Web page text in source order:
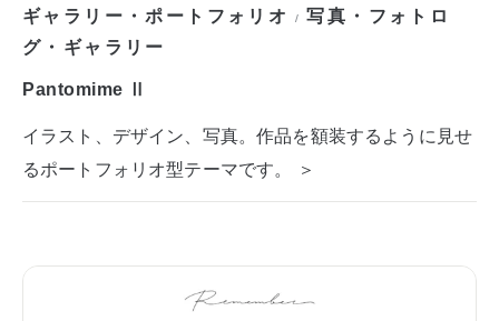
ギャラリー・ポートフォリオ /写真・フォトロ
グ・ギャラリー
Pantomime Ⅱ
イラスト、デザイン、写真。作品を額装するように見せ
るポートフォリオ型テーマです。 ＞